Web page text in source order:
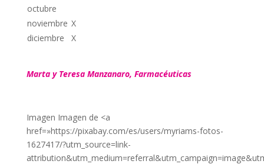
octubre
noviembre X
diciembre
X
Marta y Teresa Manzanaro, Farmacéuticas
Imagen Imagen de <a
href=»https://pixabay.com/es/users/myriams-fotos-
1627417/?utm_source=link-